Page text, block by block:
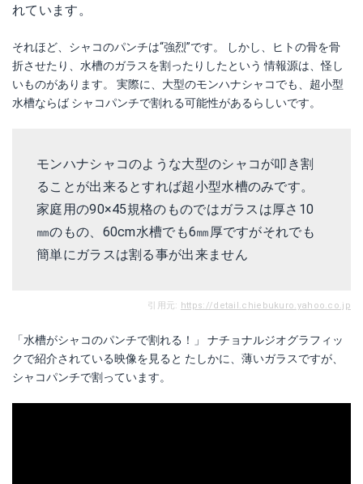
れています。
それほど、シャコのパンチは“強烈”です。 しかし、ヒトの骨を骨
折させたり、水槽のガラスを割ったりしたという 情報源は、怪し
いものがあります。 実際に、大型のモンハナシャコでも、超小型
水槽ならば シャコパンチで割れる可能性があるらしいです。
モンハナシャコのような大型のシャコが叩き割
ることが出来るとすれば超小型水槽のみです。
家庭用の90×45規格のものではガラスは厚さ10
㎜のもの、60cm水槽でも6㎜厚ですがそれでも
簡単にガラスは割る事が出来ません
引用元: https://detail.chiebukuro.yahoo.co.jp
「水槽がシャコのパンチで割れる！」 ナチョナルジオグラフィッ
クで紹介されている映像を見ると たしかに、薄いガラスですが、
シャコパンチで割っています。